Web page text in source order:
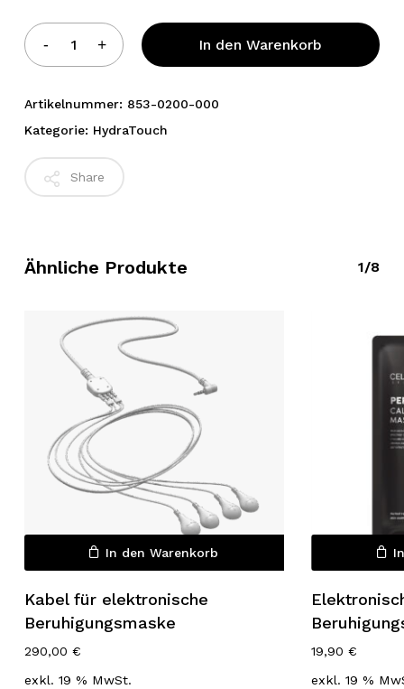
Es befinden sich keine Produkte
In den Warenkorb
Alternative:
Artikelnummer: 853-0200-000
Kategorie: HydraTouch
Share
Ähnliche Produkte 1/8
In den Warenkorb
Kabel für elektronische
Beruhigungsmaske
290,00 €
exkl. 19 % MwSt.
19,90€
exkl. 19 %